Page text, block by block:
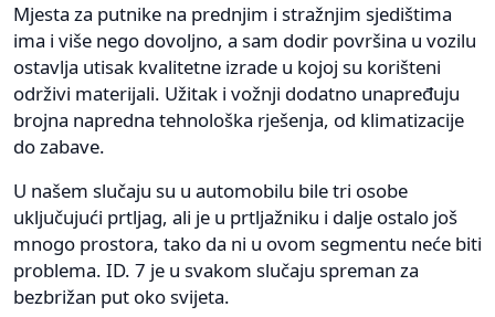
Mjesta za putnike na prednjim i stražnjim sjedištima
ima i više nego dovoljno, a sam dodir površina u vozilu
ostavlja utisak kvalitetne izrade u kojoj su korišteni
održivi materijali. Užitak i vožnji dodatno unapređuju
brojna napredna tehnološka rješenja, od klimatizacije
do zabave.
U našem slučaju su u automobilu bile tri osobe
uključujući prtljag, ali je u prtljažniku i dalje ostalo još
mnogo prostora, tako da ni u ovom segmentu neće biti
problema. ID. 7 je u svakom slučaju spreman za
bezbrižan put oko svijeta.